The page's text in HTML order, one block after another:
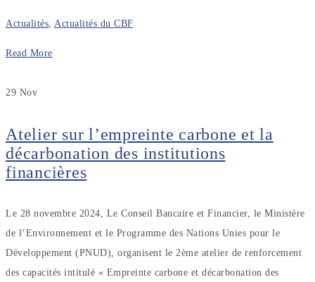
Actualités Actualités du CBF
Read More
29 Nov
Atelier sur l’empreinte carbone et la
décarbonation des institutions
financières
Le 28 novembre 2024, Le Conseil Bancaire et Financier, le Ministère
de l’Environnement et le Programme des Nations Unies pour le
Développement (PNUD), organisent le 2ème atelier de renforcement
des capacités intitulé « Empreinte carbone et décarbonation des